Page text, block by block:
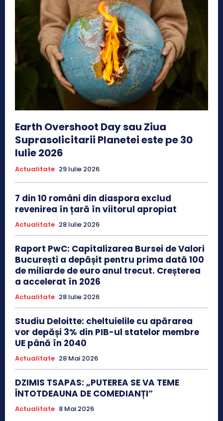
Earth Overshoot Day sau Ziua
Suprasolicitarii Planetei este pe 30
Iulie 2026
Actualitate 29 Iulie 2026
7 din 10 români din diaspora exclud
revenirea în țară în viitorul apropiat
Actualitate 28 Iulie 2026
Raport PwC: Capitalizarea Bursei de Valori
București a depășit pentru prima dată 100
de miliarde de euro anul trecut. Creșterea
a accelerat în 2026
Actualitate 28 Iulie 2026
Studiu Deloitte: cheltuielile cu apărarea
vor depăși 3% din PIB-ul statelor membre
UE până în 2040
Actualitate 28 Mai 2026
DZIMIS TSAPAS: „PUTEREA SE VA TEME
ÎNTOTDEAUNA DE COMEDIANȚI”
Actualitate 8 Mai 2026